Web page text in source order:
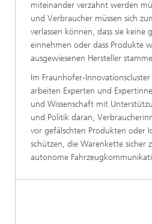
miteinander verzahnt werden
und Verbraucher müssen sich
verlassen können, dass sie keine
einnehmen oder dass Produkte
ausgewiesenen Hersteller
Im Fraunhofer-
arbeiten Experten und
und Wissenschaft mit
und Politik daran,
vor gefälschten Produkten oder
schützen, die Warenkette sicher
autonome